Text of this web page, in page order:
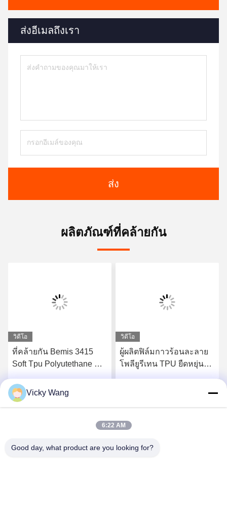
ส่งอีเมลถึงเรา
ส่ง
ผลิตภัณฑ์ที่คล้ายกัน
วิดีโอ
ที่คล้ายกัน Bemis 3415
Soft Tpu Polyutethane Hot
สำหรับผ้า
รับราคาที่ดีที่สุด
วิดีโอ
ผู้ผลิตฟิล์มกาวร้อนละลาย
โพลียูรีเทน TPU ยืดหยุ่น
Vicky Wang
6:22 AM
Good day, what product are you looking for?